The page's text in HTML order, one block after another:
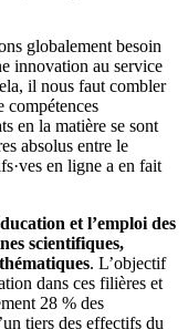
globalement besoin
innovation au service
il nous faut combler
compétences
en la matière se sont
absolus entre le
en ligne a en fait
et l’emploi des
scientifiques,
. L’objectif
dans ces filières et
28 % des
tiers des effectifs du